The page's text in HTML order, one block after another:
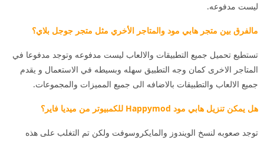
ليست مدفوعه.
مالفرق بين متجر هابي مود والمتاجر الأخري مثل متجر جوجل بلاي؟
تستطيع تحميل جميع التطبيقات والالعاب ليست مدفوعه وتوجد مدفوعا في
المتاجر الاخرى كمان وجه التطبيق سهله وبسيطه في الاستعمال و يقدم
جميع الالعاب والتطبيقات بالاضافه الى جميع المميزات والمجموعات.
هل يمكن تنزيل هابي مود Happymod للكمبيوتر من ميديا فاير؟
توجد صعوبه لنسخ الويندوز والمايكروسوفت ولكن تم التغلب على هذه